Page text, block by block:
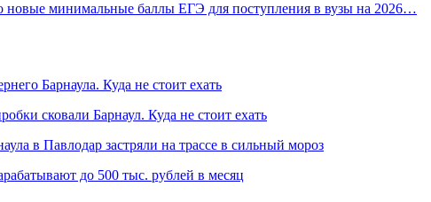
минимальные баллы ЕГЭ для поступления в вузы на 2026…
Барнаула. Куда не стоит ехать
сковали Барнаул. Куда не стоит ехать
в Павлодар застряли на трассе в сильный мороз
до 500 тыс. рублей в месяц